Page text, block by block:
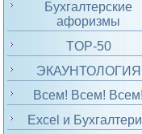
Бухгалтерские
афоризмы
TOP-50
ЭКАУНТОЛОГИЯ
Всем! Всем! Всем!
Excel и